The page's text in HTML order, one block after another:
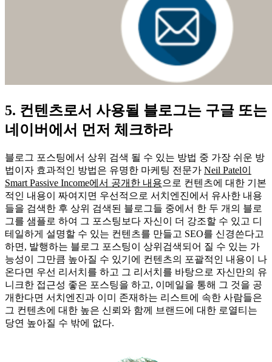
5. 컨텐츠로서 사용될 블로그는 구글 또는
네이버에서 먼저 체크하라
블로그 포스팅에서 상위 검색 될 수 있는 방법 중 가장 쉬운 방
법이자 효과적인 방법은 유명한 마케팅 전문가 Neil Patel이
Smart Passive Income에서 공개한 내용으로 컨텐츠에 대한 기본
적인 내용이 짜여지면 우선적으로 서치엔진에서 유사한 내용
들을 검색한 후 상위 검색된 블로그들 중에서 한 두 개의 블로
그를 샘플로 하여 그 포스팅보다 자신이 더 강조할 수 있고 디
테일하게 설명할 수 있는 컨텐츠를 만들고 SEO를 신경쓴다고
하면, 발행하는 블로그 포스팅이 상위검색되어 질 수 있는 가
능성이 그만큼 높아질 수 있기에 컨텐츠의 포괄적인 내용이 나
온다면 우선 리서치를 하고 그 리서치를 바탕으로 자신만의 유
니크한 접근성 좋은 포스팅을 하고, 이메일을 통해 그 것을 공
개한다면 서치엔진과 이미 존재하는 리스트에 속한 사람들은
그 컨텐츠에 대한 높은 신뢰와 함께 브랜드에 대한 로열티는
당연 높아질 수 밖에 없다.